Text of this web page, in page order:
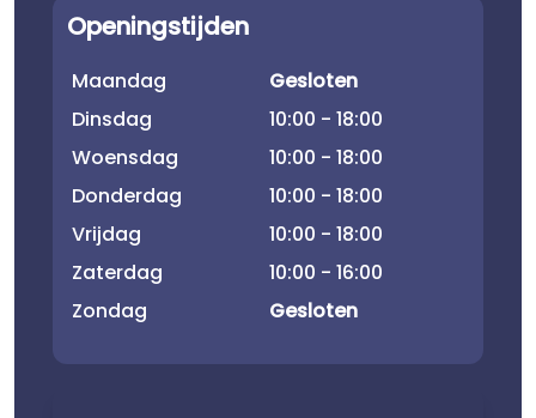
Openingstijden
Maandag
Gesloten
Dinsdag
10:00 - 18:00
Woensdag
10:00 - 18:00
Donderdag
10:00 - 18:00
Vrijdag
10:00 - 18:00
Zaterdag
10:00 - 16:00
Zondag
Gesloten